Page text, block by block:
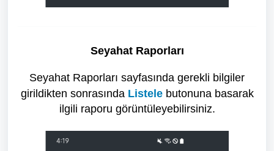
Seyahat Raporları
Seyahat Raporları sayfasında gerekli bilgiler
girildikten sonrasında Listele butonuna basarak
ilgili raporu görüntüleyebilirsiniz.